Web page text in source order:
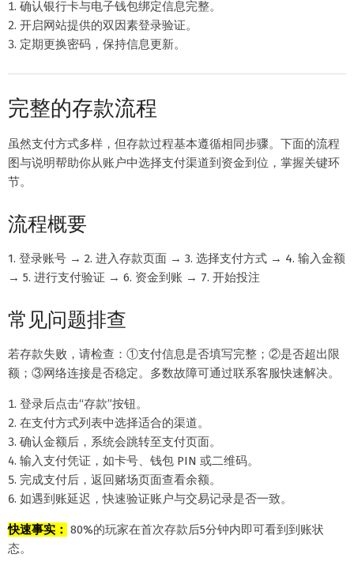
确认银行卡与电子钱包绑定信息完整。
开启网站提供的双因素登录验证。
定期更换密码，保持信息更新。
完整的存款流程
虽然支付方式多样，但存款过程基本遵循相同步骤。下面的流程
图与说明帮助你从账户中选择支付渠道到资金到位，掌握关键环
节。
流程概要
1. 登录账号 → 2. 进入存款页面 → 3. 选择支付方式 → 4. 输入金额
→ 5. 进行支付验证 → 6. 资金到账 → 7. 开始投注
常见问题排查
若存款失败，请检查：①支付信息是否填写完整；②是否超出限
额；③网络连接是否稳定。多数故障可通过联系客服快速解决。
登录后点击“存款”按钮。
在支付方式列表中选择适合的渠道。
确认金额后，系统会跳转至支付页面。
输入支付凭证，如卡号、钱包 PIN 或二维码。
完成支付后，返回赌场页面查看余额。
如遇到账延迟，快速验证账户与交易记录是否一致。
快速事实： 80%的玩家在首次存款后5分钟内即可看到到账状
态。